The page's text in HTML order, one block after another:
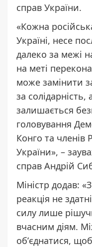
справ України.
«Кожна
Україні, несе
далеко за межі
на меті
може замінити
за солідарність,
залишається
головування
Конго та членів
України», –
справ Андрій
Міністр додав:
реакція не
силу лише
вчасним діям.
обʼєднатися,